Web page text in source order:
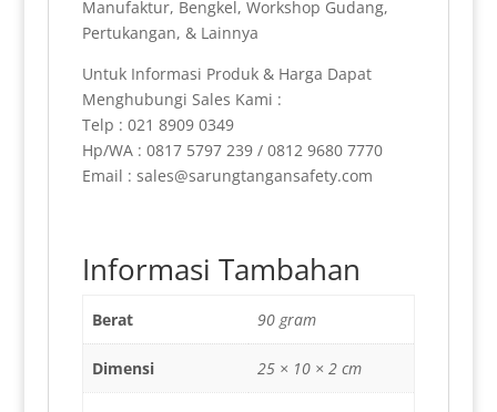
Manufaktur, Bengkel, Workshop Gudang,
Pertukangan, & Lainnya
Untuk Informasi Produk & Harga Dapat
Menghubungi Sales Kami :
Telp : 021 8909 0349
Hp/WA : 0817 5797 239 / 0812 9680 7770
Email : sales@sarungtangansafety.com
Informasi Tambahan
Berat 90 gram
Dimensi 25 × 10 × 2 cm